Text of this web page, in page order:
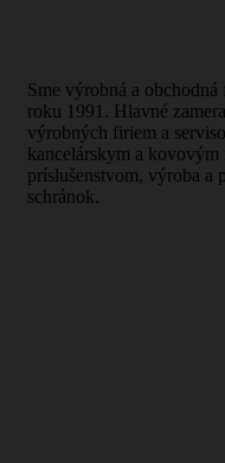
Sme výrobná a obchodná
roku 1991. Hlavné
výrobných firiem a
kancelárskym a kovovým
príslušenstvom, výroba a
schránok.